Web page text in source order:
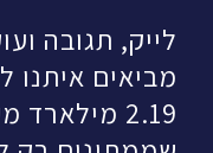
לייק, תגובה
מביאים איתנו
2.19